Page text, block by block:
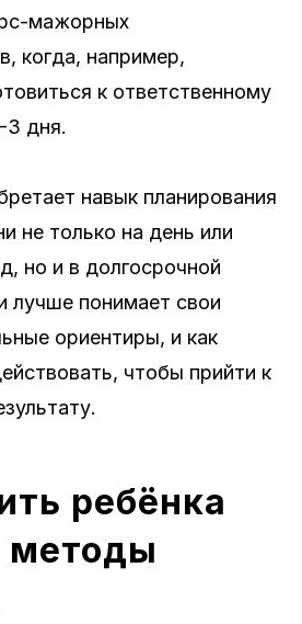
мажорных
когда, например,
к ответственному
3 дня.
навык планирования
не только на день или
но и в долгосрочной
лучше понимает свои
ориентиры, и как
чтобы прийти к
ребёнка
методы